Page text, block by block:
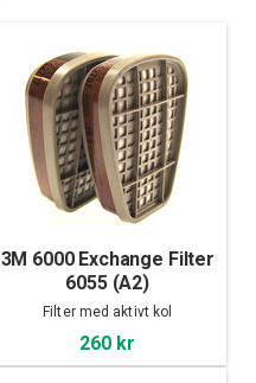
3M 6000 Exchange Filter
6055 (A2)
Filter med aktivt kol
260 kr